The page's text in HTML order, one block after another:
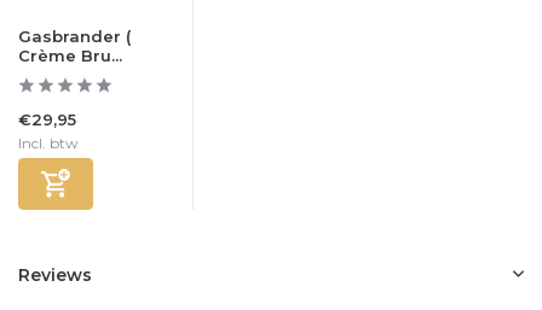
Gasbrander (
Crème Bru...
€29,95
Incl. btw
Reviews